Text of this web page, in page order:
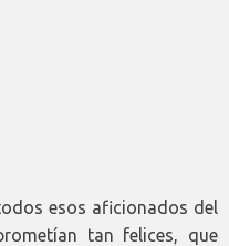
esos aficionados del
tan felices, que